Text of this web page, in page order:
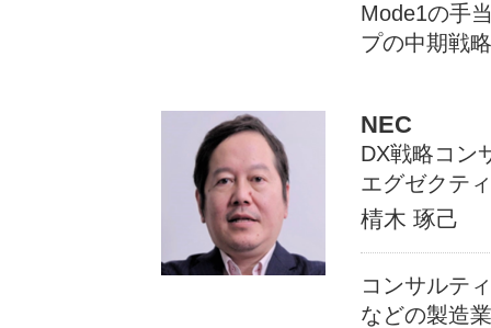
Mode1の手
プの中期戦
NEC
DX戦略コン
エグゼクテ
棈木 琢己
コンサルテ
などの製造